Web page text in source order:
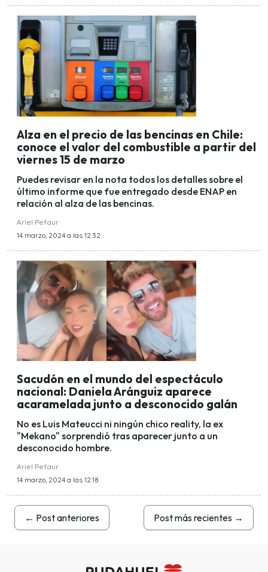
Alza en el precio de las bencinas en Chile:
conoce el valor del combustible a partir del
viernes 15 de marzo
Puedes revisar en la nota todos los detalles sobre el
último informe que fue entregado desde ENAP en
relación al alza de las bencinas.
Ariel Pefaur
14 marzo, 2024 a las 12:32
Sacudón en el mundo del espectáculo
nacional: Daniela Aránguiz aparece
acaramelada junto a desconocido galán
No es Luis Mateucci ni ningún chico reality, la ex
"Mekano" sorprendió tras aparecer junto a un
desconocido hombre.
Ariel Pefaur
14 marzo, 2024 a las 12:18
← Post anteriores Post más recientes →